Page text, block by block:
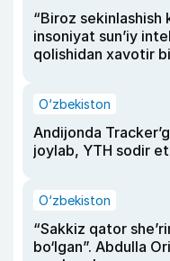
“Biroz sekinlashish
insoniyat sun’iy
qolishidan xavotir
O‘zbekiston
Andijonda
joylab, YTH sodir
O‘zbekiston
“Sakkiz qator
bo‘lgan”. Abdulla